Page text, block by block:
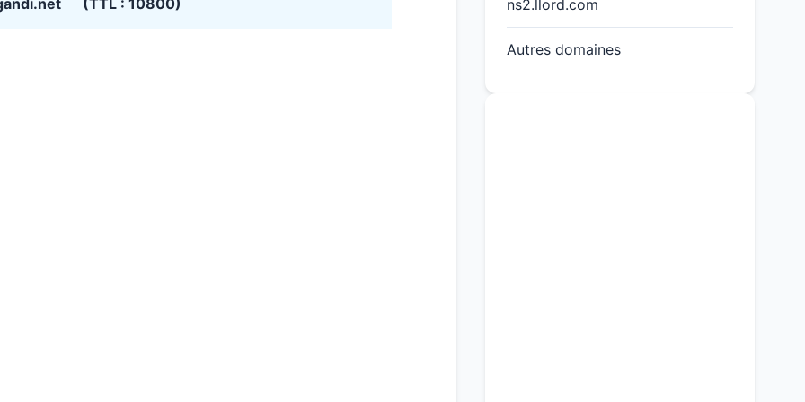
(TTL : 10800)
ns2.llord.com
Autres domaines